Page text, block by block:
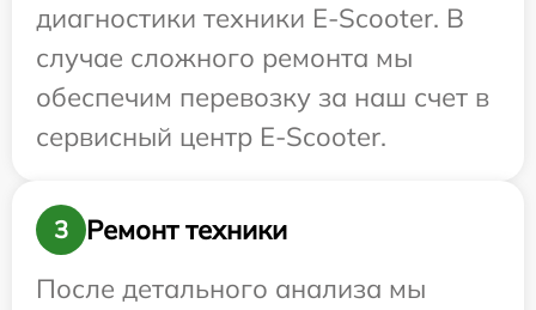
диагностики техники E-Scooter. В
случае сложного ремонта мы
обеспечим перевозку за наш счет в
сервисный центр E-Scooter.
3
Ремонт техники
После детального анализа мы